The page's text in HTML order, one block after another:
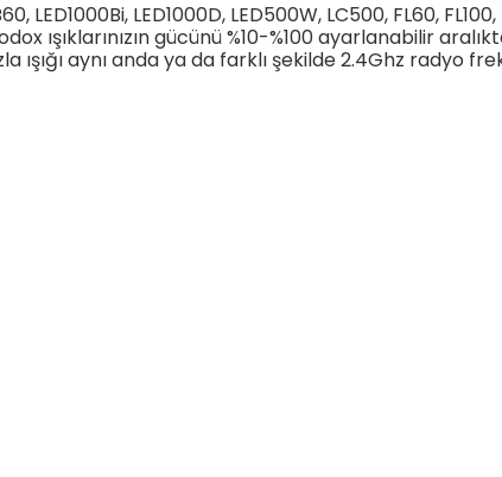
LED1000D, LED500W, LC500, FL60,
ışıklarınızın gücünü %10-%100 ayarlanabilir
ışığı aynı anda ya da farklı şekilde 2.4Ghz radyo